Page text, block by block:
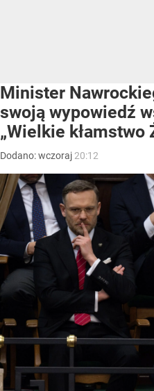
Minister
swoją wypowiedź
„Wielkie kłamstwo
Dodano:wczoraj 20:12